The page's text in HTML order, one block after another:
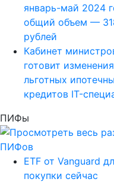
январь-май 2024
общий объем —
рублей
Кабинет
готовит
льготных
кредитов IT-
ПИФы
ETF от Vanguard
покупки сейчас